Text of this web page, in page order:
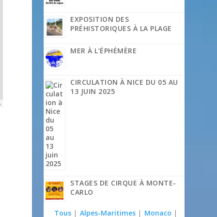
EXPOSITION DES
PRÉHISTORIQUES À LA PLAGE
MER À L’ÉPHÉMÈRE
CIRCULATION À NICE DU 05 AU
13 JUIN 2025
STAGES DE CIRQUE À MONTE-
CARLO
Tous | Alpes-Maritimes | Monaco |